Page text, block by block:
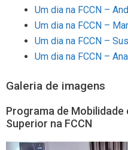
Um dia na FCCN –
Um dia na FCCN –
Um dia na FCCN –
Um dia na FCCN –
Galeria de imagens
Programa de
Superior na FCCN